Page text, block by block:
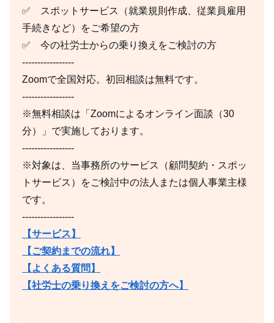
✅ スポットサービス（就業規則作成、従業員雇用
手続きなど）をご希望の方
✅ 今の社労士からの乗り換えをご検討の方
-----------------
Zoomで全国対応。初回相談は無料です。
-----------------
※無料相談は「Zoomによるオンライン面談（30
分）」で実施しております。
-----------------
※対象は、当事務所のサービス（顧問契約・スポッ
トサービス）をご検討中の法人または個人事業主様
です。
-----------------
【サービス】
【ご契約までの流れ】
【よくある質問】
【社労士の乗り換えをご検討の方へ】